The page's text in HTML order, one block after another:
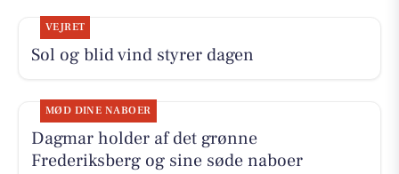
VEJRET
Sol og blid vind styrer dagen
MØD DINE NABOER
Dagmar holder af det grønne
Frederiksberg og sine søde naboer